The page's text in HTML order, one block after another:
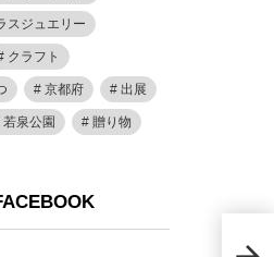
は
スジュエリー
クラフト
京都府 出展
若泉公園 贈り物